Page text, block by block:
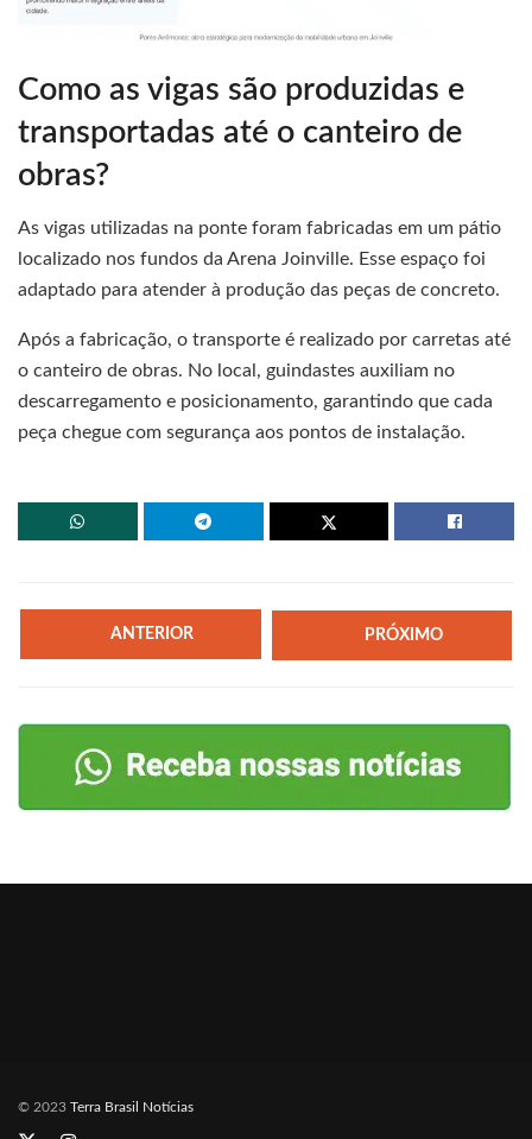
Como as vigas são produzidas e
transportadas até o canteiro de
obras?
As vigas utilizadas na ponte foram fabricadas em um pátio
localizado nos fundos da Arena Joinville. Esse espaço foi
adaptado para atender à produção das peças de concreto.
Após a fabricação, o transporte é realizado por carretas até
o canteiro de obras. No local, guindastes auxiliam no
descarregamento e posicionamento, garantindo que cada
peça chegue com segurança aos pontos de instalação.
ANTERIOR PRÓXIMO
© 2023 Terra Brasil Notícias